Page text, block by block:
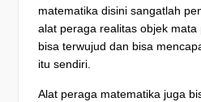
matematika disini sangatlah
alat peraga realitas objek
bisa terwujud dan bisa
itu sendiri.
Alat peraga matematika juga